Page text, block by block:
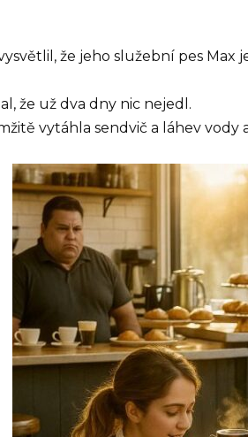
že jeho služební pes
že už dva dny nic nejedl.
vytáhla sendvič a láhev vody